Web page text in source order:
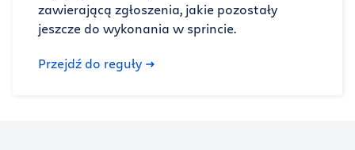
zawierającą zgłoszenia, jakie pozostały
jeszcze do wykonania w sprincie.
Przejdź do reguły